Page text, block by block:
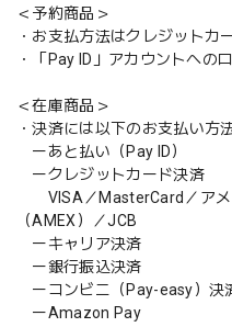
＜予約商品＞
・お支払方法はクレジットカ
・「Pay ID」アカウントへの
＜在庫商品＞
・決済には以下のお支払い方
ーあと払い（Pay ID）
ークレジットカード決済
VISA／MasterCard／アメ
（AMEX）／JCB
ーキャリア決済
ー銀行振込決済
ーコンビニ（Pay-easy）決
ーAmazon Pay